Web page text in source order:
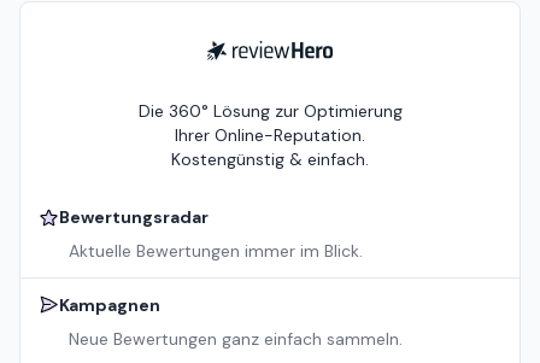
ReviewHero
Die 360° Lösung zur Optimierung
Ihrer Online-Reputation.
Kostengünstig & einfach.
Bewertungsradar
Aktuelle Bewertungen immer im Blick.
Kampagnen
Neue Bewertungen ganz einfach sammeln.